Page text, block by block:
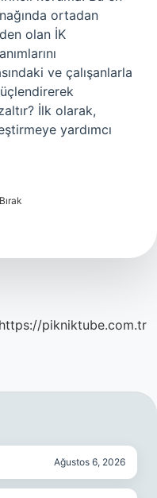
ortadan
olan İK
ve çalışanlarla
İlk olarak,
yardımcı
https://pikniktube.com.tr
Ağustos 6, 2026